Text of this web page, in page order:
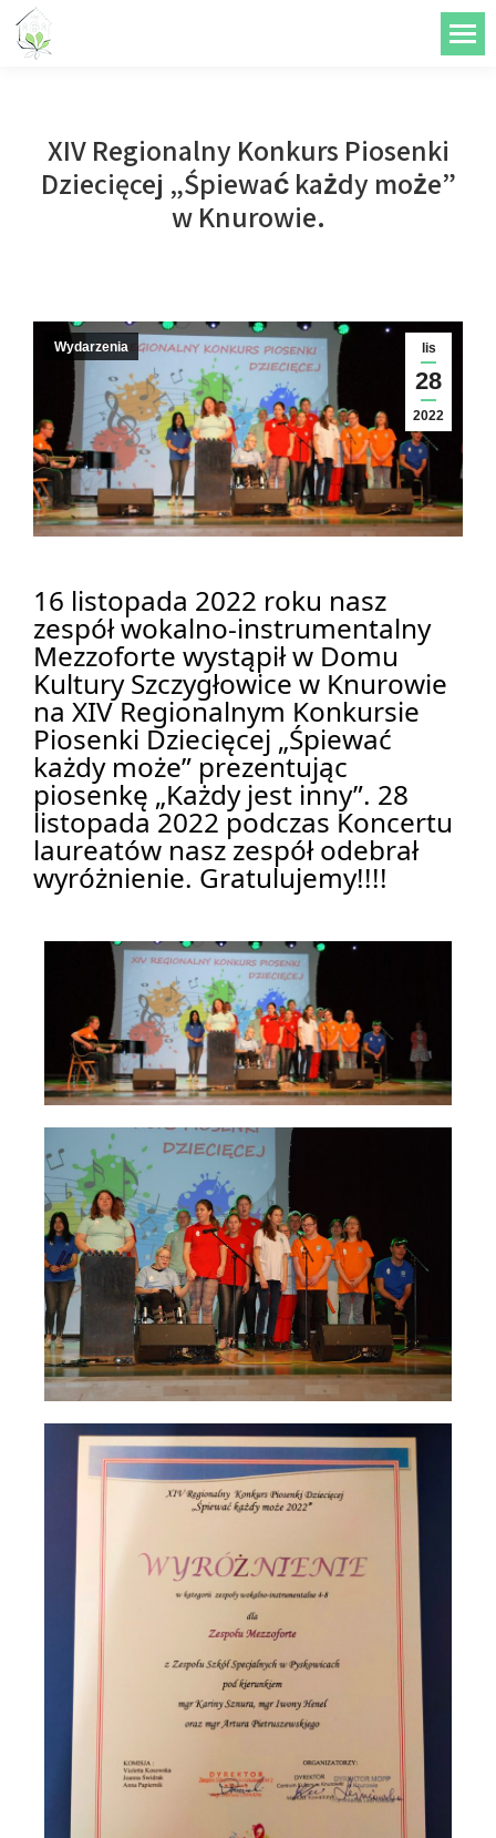
treści
XIV Regionalny Konkurs Piosenki
Dziecięcej „Śpiewać każdy może”
w Knurowie.
lis
28
2022
Wydarzenia
16 listopada 2022 roku nasz
zespół wokalno-instrumentalny
Mezzoforte wystąpił w Domu
Kultury Szczygłowice w Knurowie
na XIV Regionalnym Konkursie
Piosenki Dziecięcej „Śpiewać
każdy może” prezentując
piosenkę „Każdy jest inny”. 28
listopada 2022 podczas Koncertu
laureatów nasz zespół odebrał
wyróżnienie. Gratulujemy!!!!